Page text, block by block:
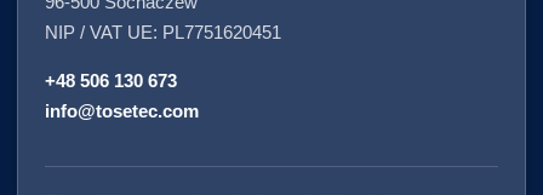
NIP / VAT UE: PL7751620451
+48 506 130 673
info@tosetec.com